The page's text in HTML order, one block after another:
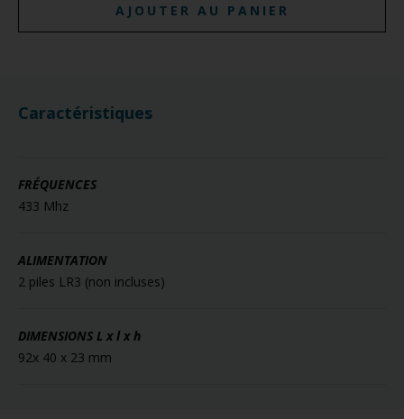
AJOUTER AU PANIER
Caractéristiques
FRÉQUENCES
433 Mhz
ALIMENTATION
2 piles LR3 (non incluses)
DIMENSIONS L x l x h
92x 40 x 23 mm